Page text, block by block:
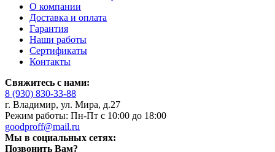
О компании
Доставка и оплата
Гарантия
Наши работы
Сертификаты
Контакты
Свяжитесь с нами:
8 (930) 830-33-88
г. Владимир, ул. Мира, д.27
Режим работы: Пн-Пт с 10:00 до 18:00
goodproff@mail.ru
Мы в социальных сетях:
Позвонить Вам?